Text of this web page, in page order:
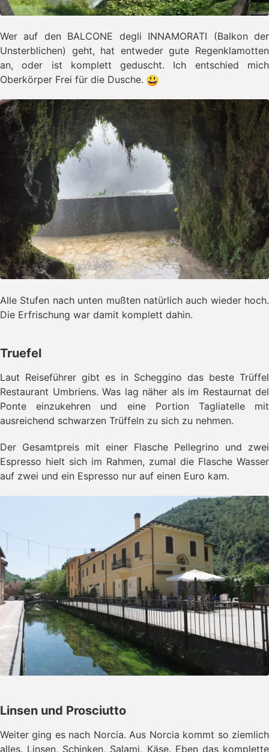
Wer auf den BALCONE degli INNAMORATI (Balkon der
Unsterblichen) geht, hat entweder gute Regenklamotten
an, oder ist komplett geduscht. Ich entschied mich
Oberkörper Frei für die Dusche.
Alle Stufen nach unten mußten natürlich auch wieder hoch.
Die Erfrischung war damit komplett dahin.
Truefel
Laut Reiseführer gibt es in Scheggino das beste Trüffel
Restaurant Umbriens. Was lag näher als im Restaurnat del
Ponte einzukehren und eine Portion Tagliatelle mit
ausreichend schwarzen Trüffeln zu sich zu nehmen.
Der Gesamtpreis mit einer Flasche Pellegrino und zwei
Espresso hielt sich im Rahmen, zumal die Flasche Wasser
auf zwei und ein Espresso nur auf einen Euro kam.
Linsen und Prosciutto
Weiter ging es nach Norcia. Aus Norcia kommt so ziemlich
alles. Linsen, Schinken, Salami, Käse. Eben das komplette